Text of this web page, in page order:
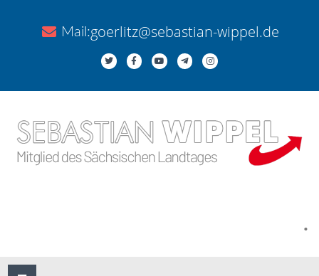
Mail:goerlitz@sebastian-wippel.de
.